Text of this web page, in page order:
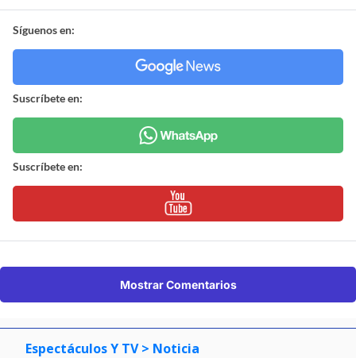
Síguenos en:
Suscríbete en:
Suscríbete en:
Mostrar Comentarios
Espectáculos Y TV > Noticia